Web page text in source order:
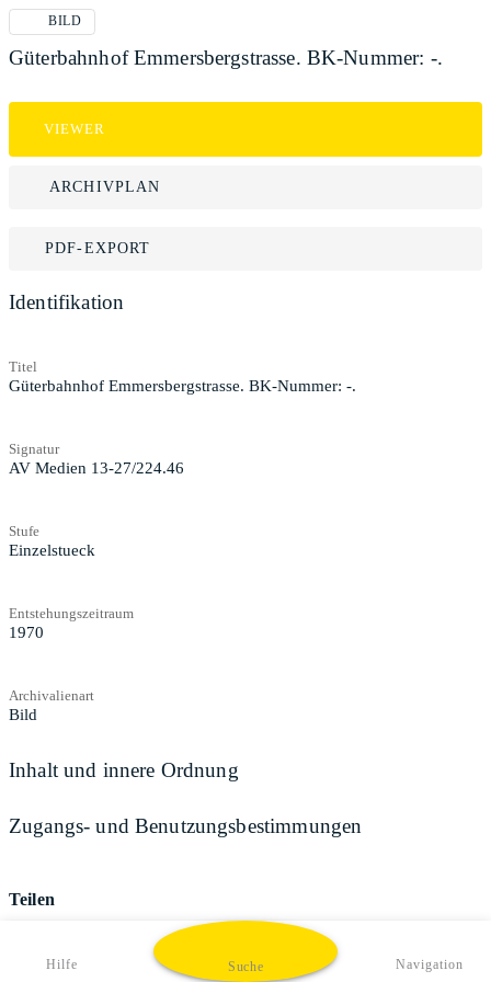
BILD
Güterbahnhof Emmersbergstrasse. BK-Nummer: -.
VIEWER
ARCHIVPLAN
PDF-EXPORT
Identifikation
Titel
Güterbahnhof Emmersbergstrasse. BK-Nummer: -.
Signatur
AV Medien 13-27/224.46
Stufe
Einzelstueck
Entstehungszeitraum
1970
Archivalienart
Bild
Inhalt und innere Ordnung
Zugangs- und Benutzungsbestimmungen
Teilen
Hilfe Suche Navigation